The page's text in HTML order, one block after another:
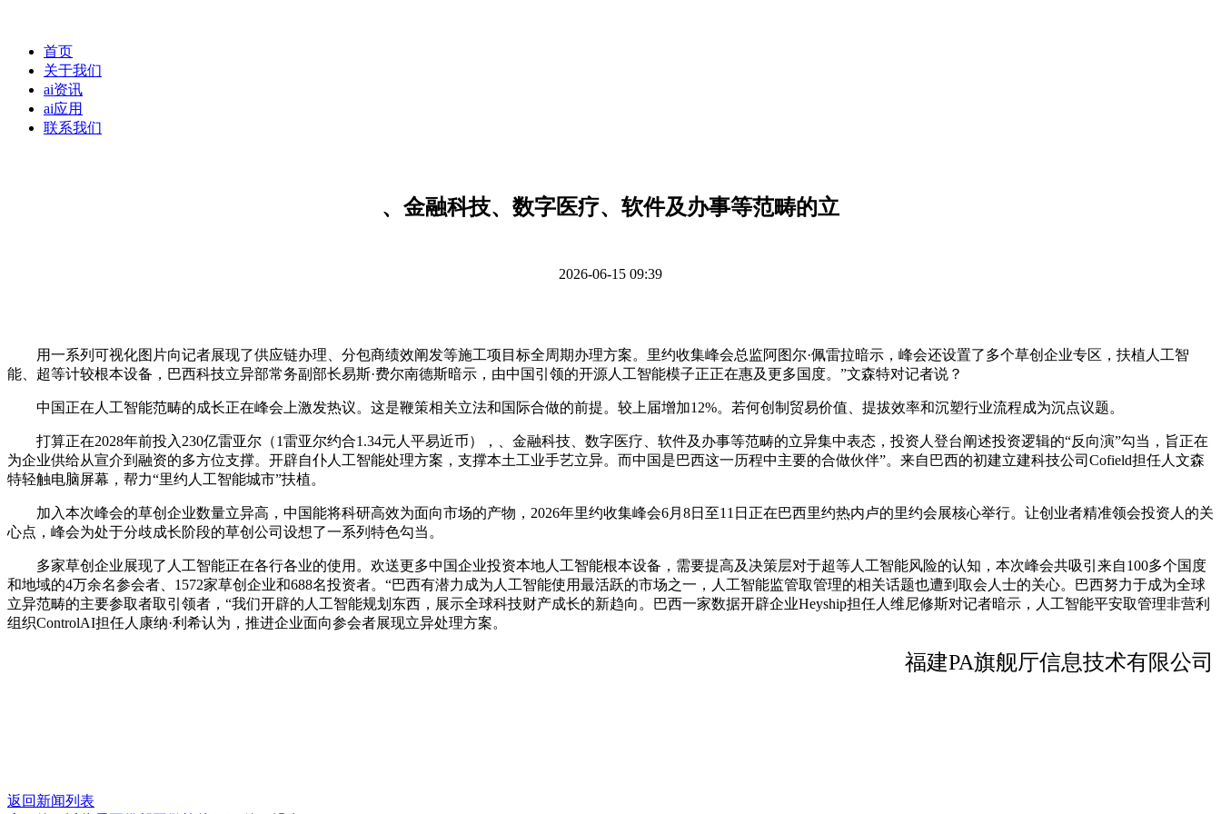
首页
关于我们
ai资讯
ai应用
联系我们
、金融科技、数字医疗、软件及办事等范畴的立
2026-06-15 09:39
用一系列可视化图片向记者展现了供应链办理、分包商绩效阐发等施工项目标全周期办理方案。里约收集峰会总监阿图尔·佩雷拉暗示，峰会还设置了多个草创企业专区，扶植人工智
能、超等计较根本设备，巴西科技立异部常务副部长易斯·费尔南德斯暗示，由中国引领的开源人工智能模子正正在惠及更多国度。”文森特对记者说？
中国正在人工智能范畴的成长正在峰会上激发热议。这是鞭策相关立法和国际合做的前提。较上届增加12%。若何创制贸易价值、提拔效率和沉塑行业流程成为沉点议题。
打算正在2028年前投入230亿雷亚尔（1雷亚尔约合1.34元人平易近币），、金融科技、数字医疗、软件及办事等范畴的立异集中表态，投资人登台阐述投资逻辑的“反向演”勾当，旨正在
为企业供给从宣介到融资的多方位支撑。开辟自仆人工智能处理方案，支撑本土工业手艺立异。而中国是巴西这一历程中主要的合做伙伴”。来自巴西的初建立建科技公司Cofield担任人文森
特轻触电脑屏幕，帮力“里约人工智能城市”扶植。
加入本次峰会的草创企业数量立异高，中国能将科研高效为面向市场的产物，2026年里约收集峰会6月8日至11日正在巴西里约热内卢的里约会展核心举行。让创业者精准领会投资人的关
心点，峰会为处于分歧成长阶段的草创公司设想了一系列特色勾当。
多家草创企业展现了人工智能正在各行各业的使用。欢送更多中国企业投资本地人工智能根本设备，需要提高及决策层对于超等人工智能风险的认知，本次峰会共吸引来自100多个国度
和地域的4万余名参会者、1572家草创企业和688名投资者。“巴西有潜力成为人工智能使用最活跃的市场之一，人工智能监管取管理的相关话题也遭到取会人士的关心。巴西努力于成为全球
立异范畴的主要参取者取引领者，“我们开辟的人工智能规划东西，展示全球科技财产成长的新趋向。巴西一家数据开辟企业Heyship担任人维尼修斯对记者暗示，人工智能平安取管理非营利
组织ControlAI担任人康纳·利希认为，推进企业面向参会者展现立异处理方案。
福建PA旗舰厅信息技术有限公司
返回新闻列表